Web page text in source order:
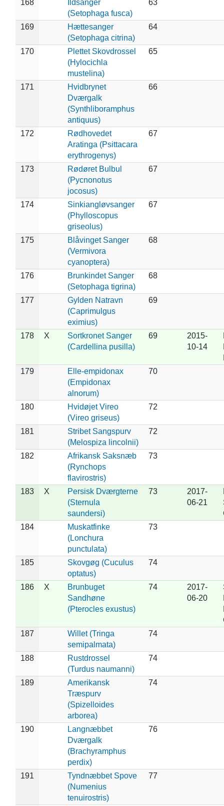
168
Ildsanger
(Setophaga fusca)
63
169
Hættesanger
(Setophaga citrina)
64
170
Plettet Skovdrossel
(Hylocichla
mustelina)
65
171
Hvidbrynet
Dværgalk
(Synthliboramphus
antiquus)
66
172
Rødhovedet
Aratinga (Psittacara
erythrogenys)
67
173
Rødøret Bulbul
(Pycnonotus
jocosus)
67
174
Sinkiangløvsanger
(Phylloscopus
griseolus)
67
175
Blåvinget Sanger
(Vermivora
cyanoptera)
68
176
Brunkindet Sanger
(Setophaga tigrina)
68
177
Gylden Natravn
(Caprimulgus
eximius)
69
178 X
Sortkronet Sanger
(Cardellina pusilla)
69
2015-
10-14
179
Elle-empidonax
(Empidonax
alnorum)
70
180
Hvidøjet Vireo
(Vireo griseus)
72
181
Stribet Sangspurv
(Melospiza lincolnii)
72
182
Afrikansk Saksnæb
(Rynchops
flavirostris)
73
183 X
Persisk Dværgterne
(Sternula
saundersi)
73
2017-
06-21
184
Muskatfinke
(Lonchura
punctulata)
73
185
Skovgøg (Cuculus
optatus)
74
186 X
Brunbuget
Sandhøne
(Pterocles exustus)
74
2017-
06-20
187
Willet (Tringa
semipalmata)
74
188
Rustdrossel
(Turdus naumanni)
74
189
Amerikansk
Træspurv
(Spizelloides
arborea)
74
190
Langnæbbet
Dværgalk
(Brachyramphus
perdix)
76
191
Tyndnæbbet Spove
(Numenius
tenuirostris)
77